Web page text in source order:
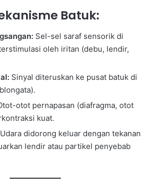
Batuk:
Sel-sel saraf sensorik di
oleh iritan (debu, lendir,
Sinyal diteruskan ke pusat batuk di
otot pernapasan (diafragma, otot
kuat.
Udara didorong keluar dengan tekanan
lendir atau partikel penyebab